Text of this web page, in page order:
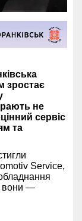
зростає
не
сервіс
та
Service,
вони —